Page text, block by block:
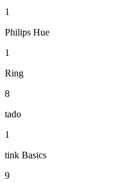
1
Philips Hue
1
Ring
8
tado
1
tink Basics
9